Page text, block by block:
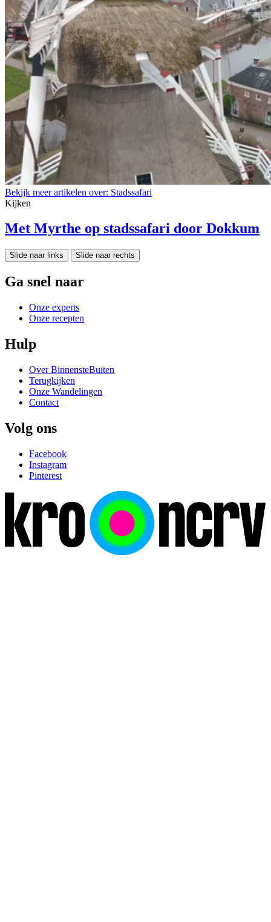
Bekijk meer artikelen over: Stadssafari
Kijken
Met Myrthe op stadssafari door Dokkum
Slide naar links Slide naar rechts
Ga snel naar
Onze experts
Onze recepten
Hulp
Over BinnensteBuiten
Terugkijken
Onze Wandelingen
Contact
Volg ons
Facebook
Instagram
Pinterest